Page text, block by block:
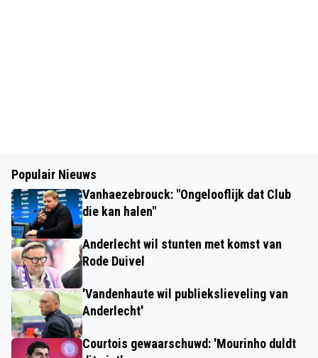
Populair Nieuws
Vanhaezebrouck: "Ongelooflijk dat Club
die kan halen"
Anderlecht wil stunten met komst van
Rode Duivel
'Vandenhaute wil publiekslieveling van
Anderlecht'
Courtois gewaarschuwd: 'Mourinho duldt